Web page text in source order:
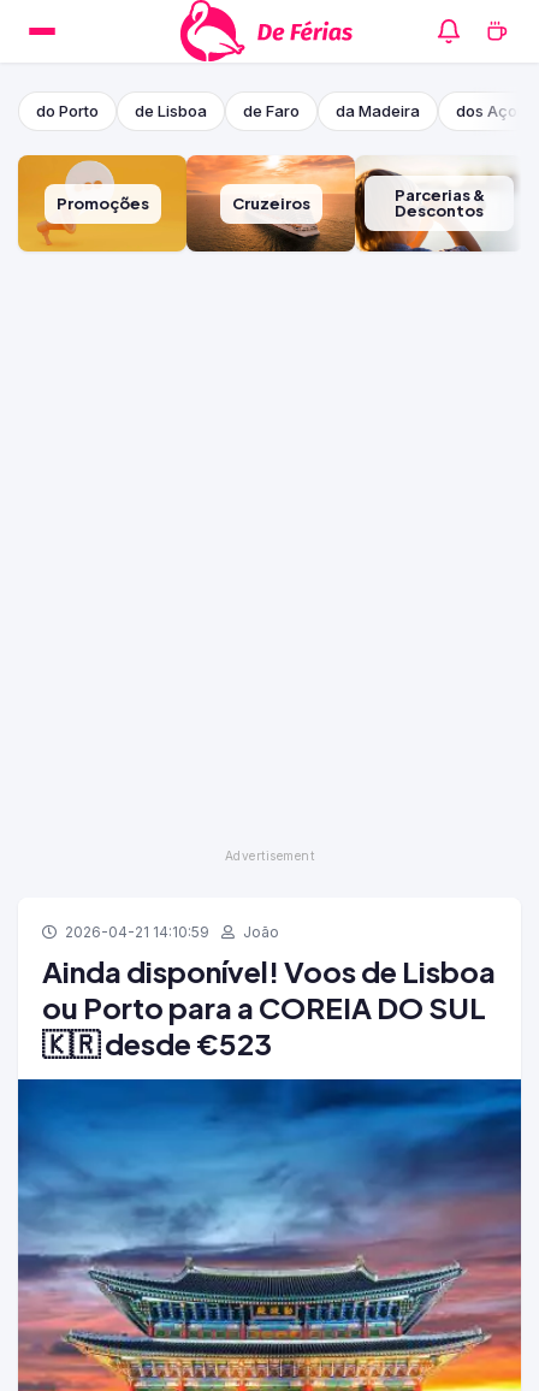
do Porto de Lisboa de Faro da Madeira dos
Promoções Cruzeiros
Parcerias &
Descontos
2026-04-21 14:10:59 João
Ainda disponível! Voos de Lisboa
ou Porto para a COREIA DO SUL
🇰🇷 desde €523